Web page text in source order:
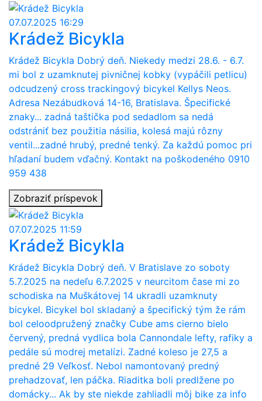
07.07.2025 16:29
Krádež Bicykla
Krádež Bicykla Dobrý deň. Niekedy medzi 28.6. - 6.7.
mi bol z uzamknutej pivničnej kobky (vypáčili petlicu)
odcudzený cross trackingový bicykel Kellys Neos.
Adresa Nezábudková 14-16, Bratislava. Špecifické
znaky... zadná taštička pod sedadlom sa nedá
odstrániť bez použitia násilia, kolesá majú rôzny
ventil...zadné hrubý, predné tenký. Za každú pomoc pri
hľadaní budem vďačný. Kontakt na poškodeného 0910
959 438
Zobraziť príspevok
07.07.2025 11:59
Krádež Bicykla
Krádež Bicykla Dobrý deň. V Bratislave zo soboty
5.7.2025 na nedeľu 6.7.2025 v neurcitom čase mi zo
schodiska na Muškátovej 14 ukradli uzamknuty
bicykel. Bicykel bol skladaný a špecifický tým že rám
bol celoodpružený značky Cube ams cierno bielo
červený, predná vydlica bola Cannondale lefty, rafiky a
pedále sú modrej metalízi. Zadné koleso je 27,5 a
predné 29 Veľkosť. Nebol namontovaný predný
prehadzovať, len páčka. Riaditka boli predlžene po
domácky... Ak by ste niekde zahliadli môj bike za info